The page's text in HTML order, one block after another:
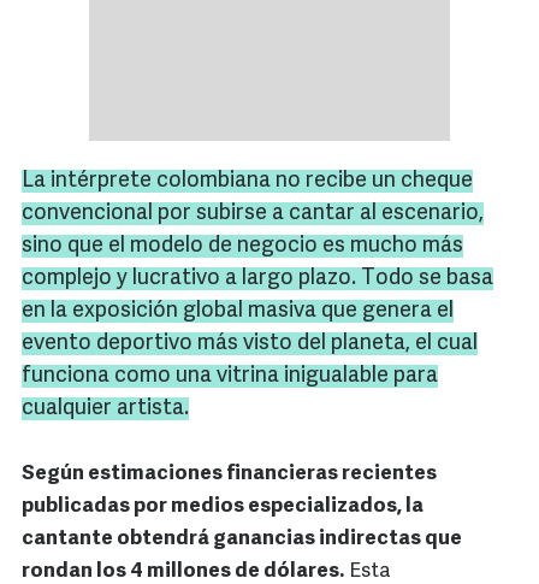
La intérprete colombiana no recibe un cheque
convencional por subirse a cantar al escenario,
sino que el modelo de negocio es mucho más
complejo y lucrativo a largo plazo. Todo se basa
en la exposición global masiva que genera el
evento deportivo más visto del planeta, el cual
funciona como una vitrina inigualable para
cualquier artista.
Según estimaciones financieras recientes
publicadas por medios especializados, la
cantante obtendrá ganancias indirectas que
rondan los 4 millones de dólares. Esta